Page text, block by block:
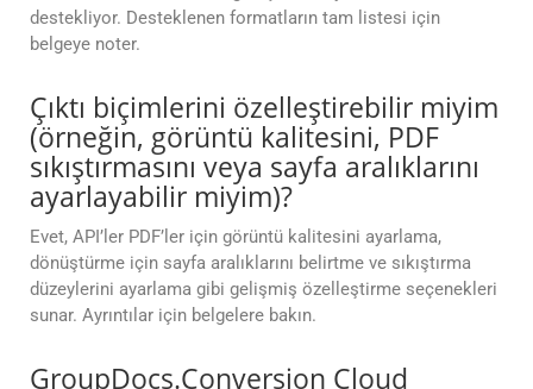
destekliyor. Desteklenen formatların tam listesi için
belgeye noter.
Çıktı biçimlerini özelleştirebilir miyim
(örneğin, görüntü kalitesini, PDF
sıkıştırmasını veya sayfa aralıklarını
ayarlayabilir miyim)?
Evet, API’ler PDF’ler için görüntü kalitesini ayarlama,
dönüştürme için sayfa aralıklarını belirtme ve sıkıştırma
düzeylerini ayarlama gibi gelişmiş özelleştirme seçenekleri
sunar. Ayrıntılar için belgelere bakın.
GroupDocs.Conversion Cloud